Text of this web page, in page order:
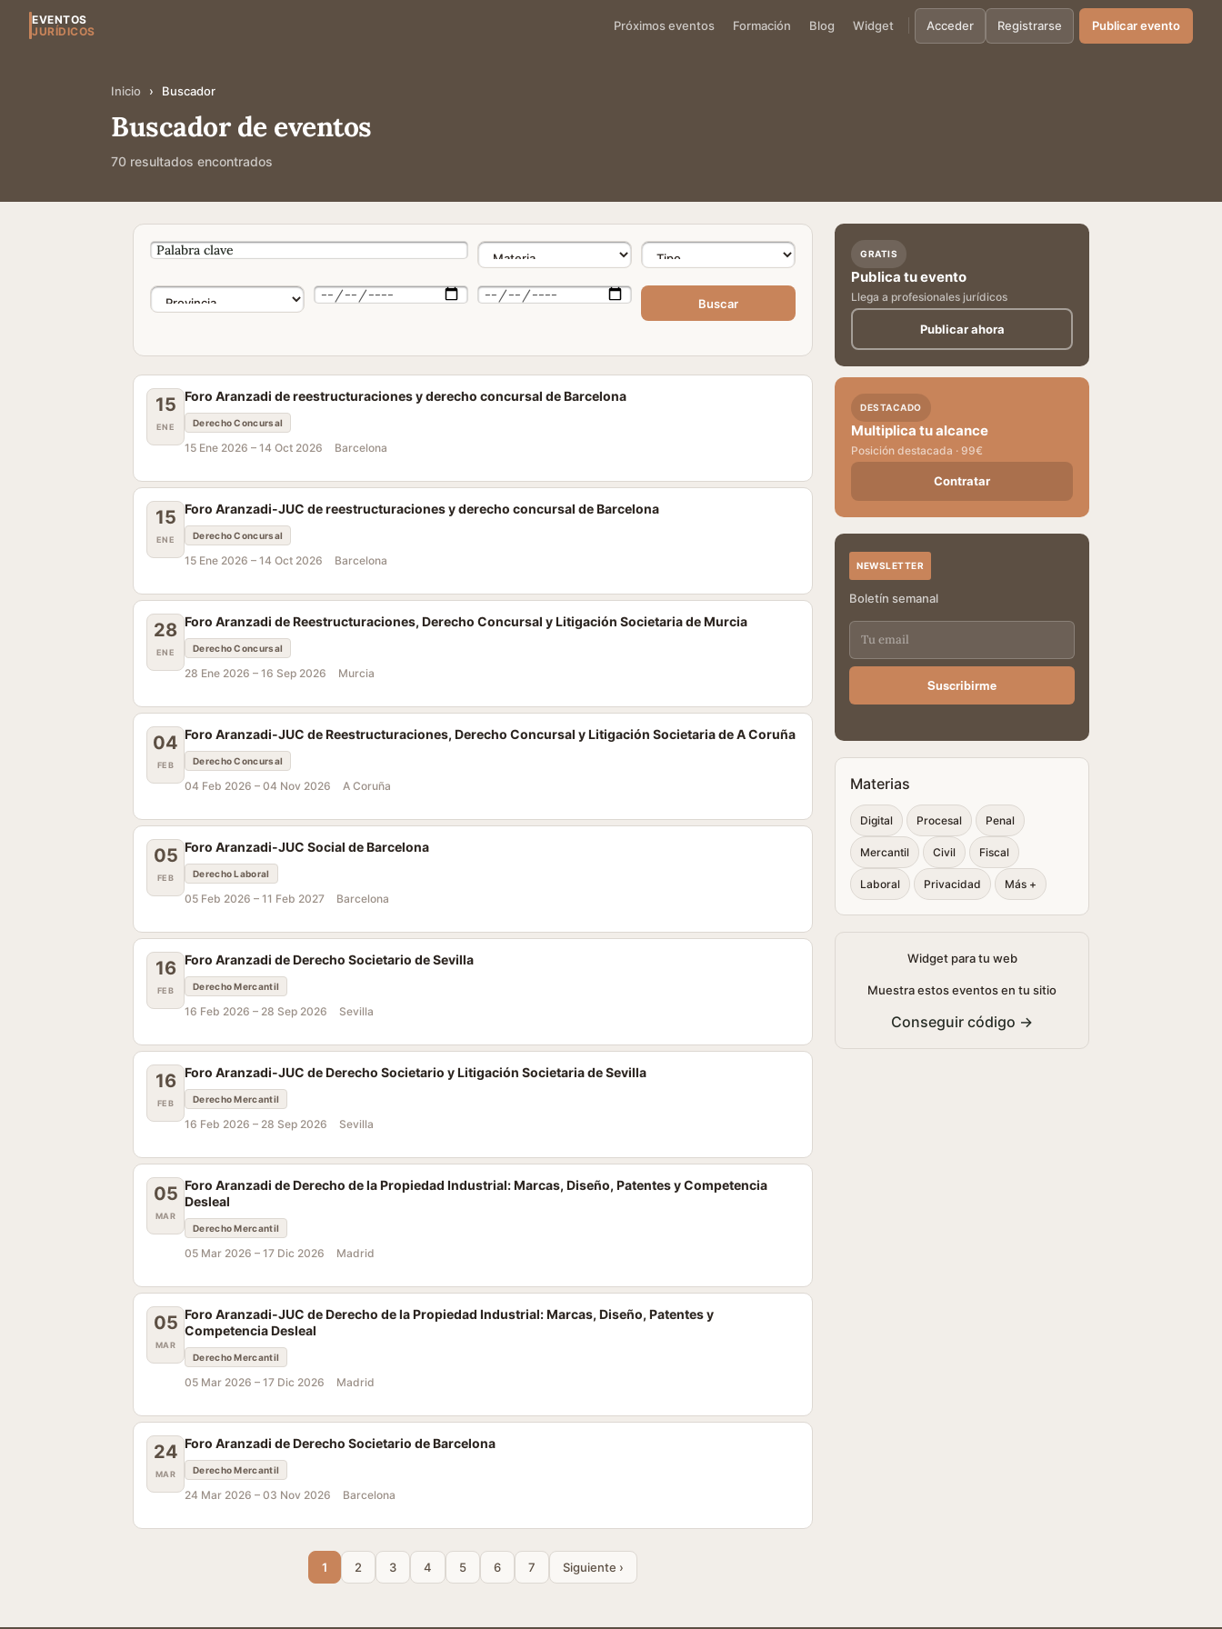
EVENTOS
JURÍDICOS
Próximos eventos Formación Blog Widget Acceder Registrarse Publicar evento
Inicio › Buscador
Buscador de eventos
70 resultados encontrados
Buscar
15
ENE
Foro Aranzadi de reestructuraciones y derecho concursal de Barcelona
Derecho Concursal
15 Ene 2026 – 14 Oct 2026 Barcelona
15
ENE
Foro Aranzadi-JUC de reestructuraciones y derecho concursal de Barcelona
Derecho Concursal
15 Ene 2026 – 14 Oct 2026 Barcelona
28
ENE
Foro Aranzadi de Reestructuraciones, Derecho Concursal y Litigación Societaria de Murcia
Derecho Concursal
28 Ene 2026 – 16 Sep 2026 Murcia
04
FEB
Foro Aranzadi-JUC de Reestructuraciones, Derecho Concursal y Litigación Societaria de A Coruña
Derecho Concursal
04 Feb 2026 – 04 Nov 2026 A Coruña
05
FEB
Foro Aranzadi-JUC Social de Barcelona
Derecho Laboral
05 Feb 2026 – 11 Feb 2027 Barcelona
16
FEB
Foro Aranzadi de Derecho Societario de Sevilla
Derecho Mercantil
16 Feb 2026 – 28 Sep 2026 Sevilla
16
FEB
Foro Aranzadi-JUC de Derecho Societario y Litigación Societaria de Sevilla
Derecho Mercantil
16 Feb 2026 – 28 Sep 2026 Sevilla
05
MAR
Foro Aranzadi de Derecho de la Propiedad Industrial: Marcas, Diseño, Patentes y Competencia
Desleal
Derecho Mercantil
05 Mar 2026 – 17 Dic 2026 Madrid
05
MAR
Foro Aranzadi-JUC de Derecho de la Propiedad Industrial: Marcas, Diseño, Patentes y
Competencia Desleal
Derecho Mercantil
05 Mar 2026 – 17 Dic 2026 Madrid
24
MAR
Foro Aranzadi de Derecho Societario de Barcelona
Derecho Mercantil
24 Mar 2026 – 03 Nov 2026 Barcelona
1 2 3 4 5 6 7 Siguiente ›
GRATIS
Publica tu evento
Llega a profesionales jurídicos
Publicar ahora
DESTACADO
Multiplica tu alcance
Posición destacada · 99€
Contratar
NEWSLETTER
Boletín semanal
Suscribirme
Materias
Digital Procesal Penal
Mercantil Civil Fiscal
Laboral Privacidad Más +
Widget para tu web
Muestra estos eventos en tu sitio
Conseguir código →